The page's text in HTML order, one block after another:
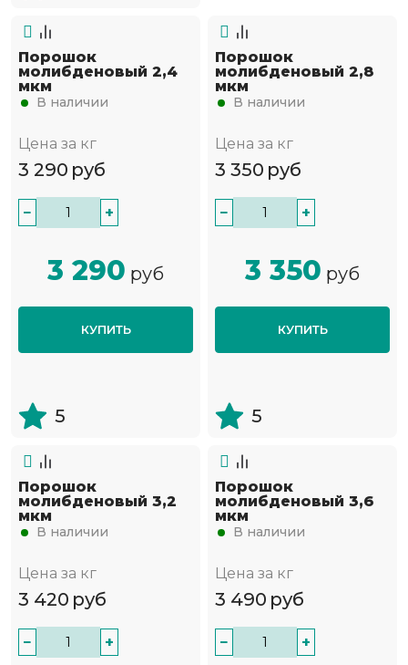
Порошок
молибденовый 2,4
мкм
В наличии
Цена за кг
3 290 руб
− +
3 290 руб
КУПИТЬ
5
Порошок
молибденовый 2,8
мкм
В наличии
Цена за кг
3 350 руб
− +
3 350 руб
КУПИТЬ
5
Порошок
молибденовый 3,2
мкм
В наличии
Цена за кг
3 420 руб
− +
Порошок
молибденовый 3,6
мкм
В наличии
Цена за кг
3 490 руб
− +